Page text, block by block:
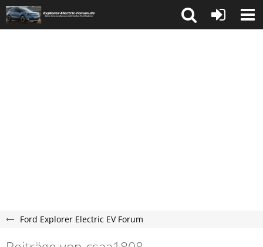
Ford Explorer Electric EV Forum